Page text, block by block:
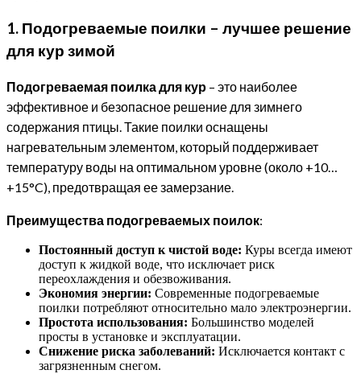
1. Подогреваемые поилки – лучшее решение
для кур зимой
Подогреваемая поилка для кур – это наиболее
эффективное и безопасное решение для зимнего
содержания птицы. Такие поилки оснащены
нагревательным элементом, который поддерживает
температуру воды на оптимальном уровне (около +10…
+15°C), предотвращая ее замерзание.
Преимущества подогреваемых поилок:
Постоянный доступ к чистой воде: Куры всегда имеют
доступ к жидкой воде, что исключает риск
переохлаждения и обезвоживания.
Экономия энергии: Современные подогреваемые
поилки потребляют относительно мало электроэнергии.
Простота использования: Большинство моделей
просты в установке и эксплуатации.
Снижение риска заболеваний: Исключается контакт с
загрязненным снегом.